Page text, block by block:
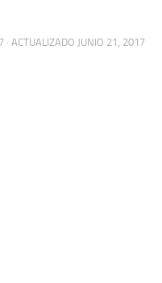
· ACTUALIZADO JUNIO 21, 2017